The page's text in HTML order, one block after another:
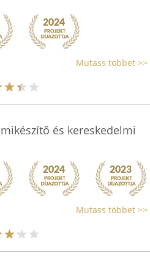
Mutass többet >>
és kereskedelmi
Mutass többet >>